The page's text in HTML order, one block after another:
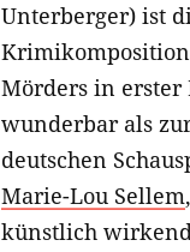
Unterberger) ist
Mörders in erster
wunderbar als
deutschen
Marie-Lou Sellem,
künstlich